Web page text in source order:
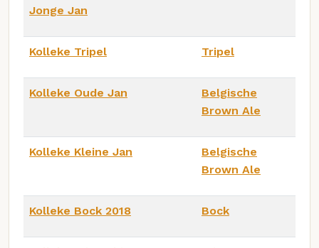
Jonge Jan
Kolleke Tripel Tripel
Kolleke Oude Jan
Belgische
Brown Ale
Kolleke Kleine Jan
Belgische
Brown Ale
Kolleke Bock 2018 Bock